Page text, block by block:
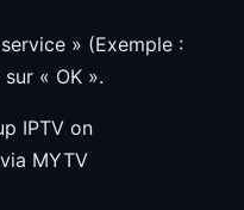
» (Exemple :
« OK ».